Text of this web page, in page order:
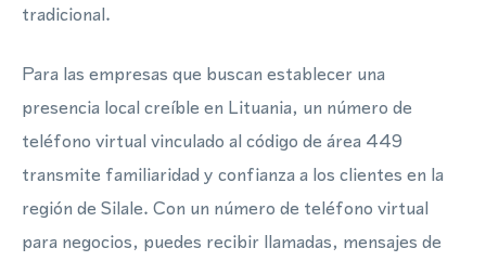
tradicional.
Para las empresas que buscan establecer una
presencia local creíble en Lituania, un número de
teléfono virtual vinculado al código de área 449
transmite familiaridad y confianza a los clientes en la
región de Silale. Con un número de teléfono virtual
para negocios, puedes recibir llamadas, mensajes de